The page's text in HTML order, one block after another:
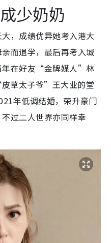
少奶奶
，成绩优异她考入港大
而退学，最后再考入城
年在好友“金牌媒人”林
草太子爷”王大业的堂
年低调结婚，荣升豪门
过二人世界亦同样幸